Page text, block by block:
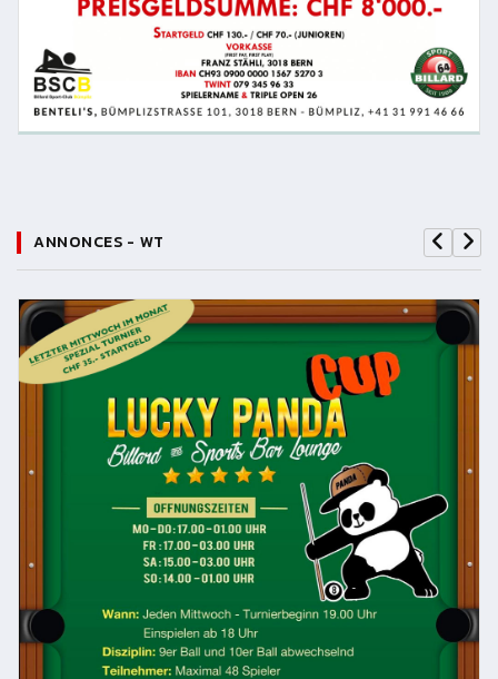
ANNONCES - WT